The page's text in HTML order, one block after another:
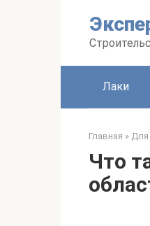
Лаки
Главная » Для
Что